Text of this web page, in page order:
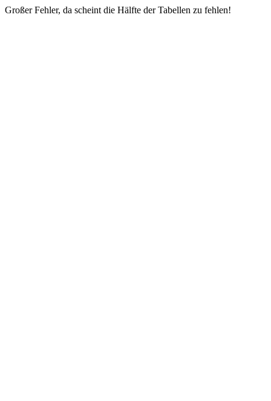
Großer Fehler, da scheint die Hälfte der Tabellen zu fehlen!